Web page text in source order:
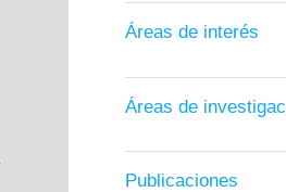
Áreas de interés
Áreas de
Publicaciones